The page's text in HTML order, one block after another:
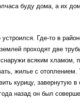
буду дома, а их
Где-то в
проходят две
всяким хламом,
жилье с отоплением.
курицу, завернутую
назад он был